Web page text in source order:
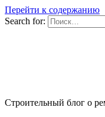
Перейти к содержанию
Search for:
Строительный блог о